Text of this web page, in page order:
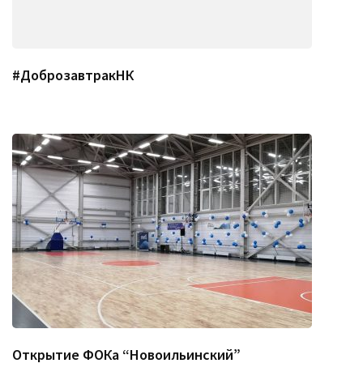
#ДоброзавтракНК
Открытие ФОКа “Новоильинский”